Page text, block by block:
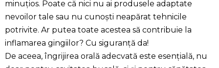
minuțios. Poate că nici nu ai produsele adaptate
nevoilor tale sau nu cunoști neapărat tehnicile
potrivite. Ar putea toate acestea să contribuie la
inflamarea gingiilor? Cu siguranță da!
De aceea, îngrijirea orală adecvată este esențială, nu